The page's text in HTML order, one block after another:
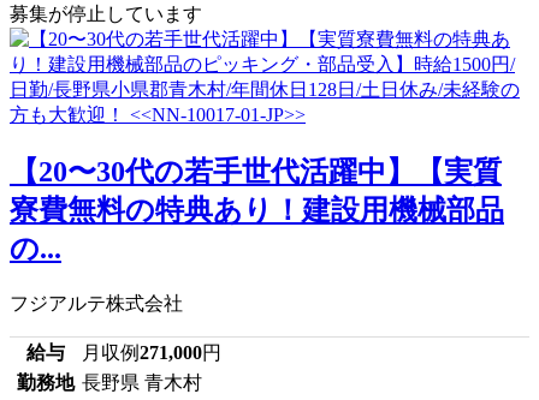
募集が停止しています
【20〜30代の若手世代活躍中】【実質
寮費無料の特典あり！建設用機械部品
の...
フジアルテ株式会社
給与 月収例271,000円
勤務地 長野県 青木村